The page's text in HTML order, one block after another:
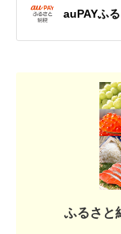
auPAYふ
ふるさと